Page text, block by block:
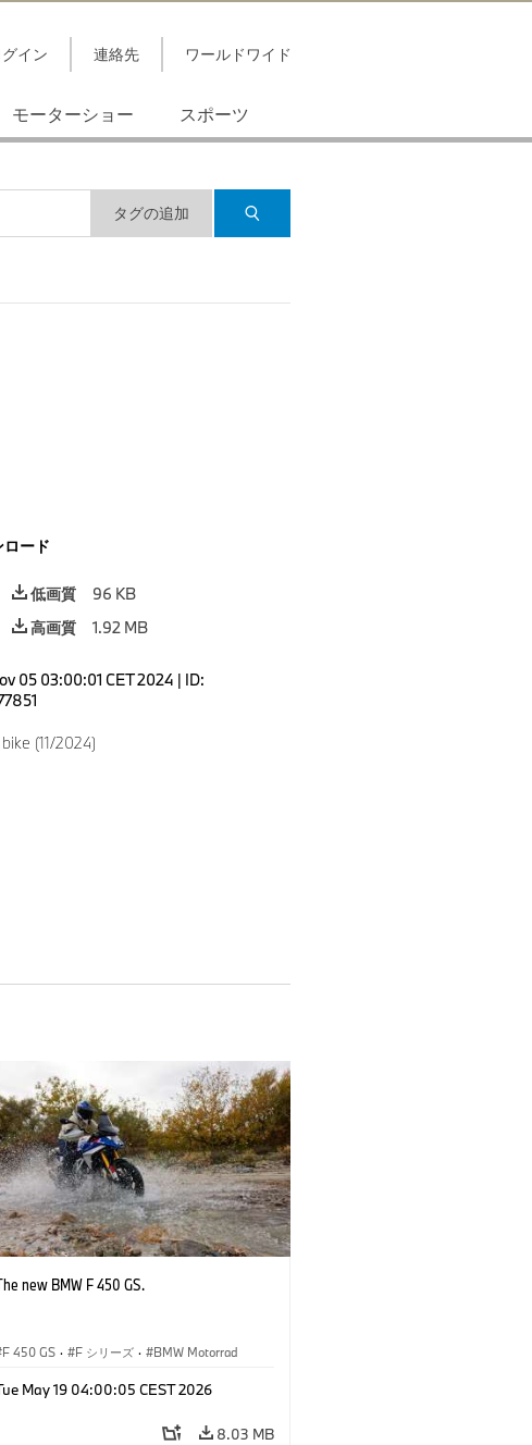
グイン 連絡先 ワールドワイド
モーターショー スポーツ
タグの追加
ロード
低画質
96 KB
高画質
1.92 MB
05 03:00:01 CET 2024 | ID:
(11/2024)
new BMW F 450 GS.
F 450 GS · F シリーズ · BMW Motorrad
May 19 04:00:05 CEST 2026
8.03 MB